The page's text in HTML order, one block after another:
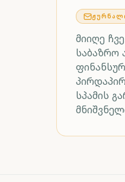
მიიღე
საბაზრო
სპამის